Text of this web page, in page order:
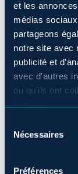
et les
médias
partageons
notre site avec
publicité et
avec d'autres
ou qu'ils ont
Nécessaires
Préférences
Mercredi le 9 mars
LES 8
QUÉBEC
Vous prévoyez
hôtels à